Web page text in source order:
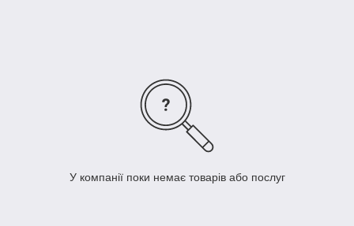
У компанії поки немає товарів або послуг